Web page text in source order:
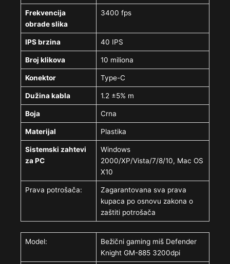
Frekvencija
obrade slika
3400 fps
IPS brzina 40 IPS
Broj klikova 10 miliona
Konektor Type-C
Dužina kabla 1.2 ±5% m
Boja Crna
Materijal Plastika
Sistemski zahtevi
za PC
Windows
2000/XP/Vista/7/8/10, Mac OS
X10
Prava potrošača:
Zagarantovana sva prava
kupaca po osnovu zakona o
zaštiti potrošača
Model:
Bežični gaming miš Defender
Knight GM-885 3200dpi